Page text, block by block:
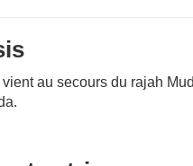
au secours du rajah